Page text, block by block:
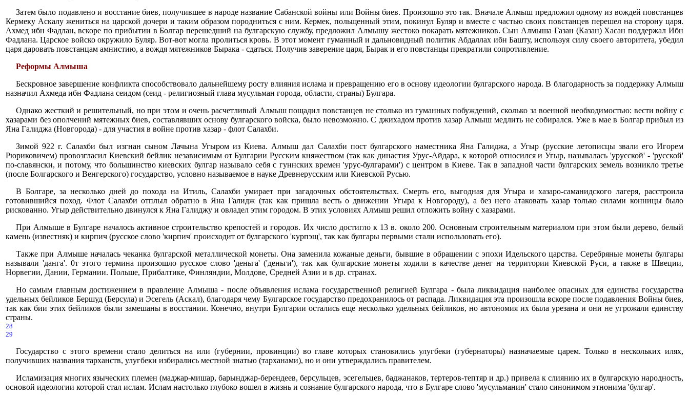
Затем было подавлено и восстание биев, получившее в народе название Сабанской войны или Войны биев. Произошло это так. Вначале Алмыш предложил одному из вождей повстанцев
Кермеку Аскалу жениться на царской дочери и таким образом породниться с ним. Кермек, польщенный этим, покинул Буляр и вместе с частью своих повстанцев перешел на сторону царя.
Ахмед ибн Фадлан, вскоре по прибытии в Болгар перешедший на булгарскую службу, предложил Алмышу жестоко покарать мятежников. Сын Алмыша Газан (Казан) Хасан поддержал Ибн
Фадлана. Царское войско окружило Буляр. Вот-вот могла пролиться кровь. В этот момент гуманный и дальновидный политик Абдаллах ибн Башту, используя силу своего авторитета, убедил
царя даровать повстанцам амнистию, а вождя мятежников Бырака - сдаться. Получив заверение царя, Бырак и его повстанцы прекратили сопротивление.
Реформы Алмыша
Бескровное завершение конфликта способствовало дальнейшему росту влияния ислама и превращению его в основу идеологии булгарского народа. В благодарность за поддержку Алмыш
назначил Ахмеда ибн Фадлана сеидом (сеид - религиозный глава мусульман города, области, страны) Булгара.
Однако жесткий и решительный, но при этом и очень расчетливый Алмыш пощадил повстанцев не столько из гуманных побуждений, сколько за военной необходимостью: вести войну с
хазарами без ополчений мятежных биев, составлявших основу булгарского войска, было невозможно. С джихадом против хазар Алмыш медлить не собирался. Уже в мае в Болгар прибыл из
Яна Галиджа (Новгорода) - для участия в войне против хазар - флот Салахби.
Зимой 922 г. Салахби был изгнан сыном Лачына Угыром из Киева. Алмыш дал Салахби пост булгарского наместника Яна Галиджа, а Угыр (русские летописцы звали его Игорем
Рюриковичем) провозгласил Киевский бейлик независимым от Булгарии Русским княжеством (так как династия Урус-Айдара, к которой относился и Угыр, называлась 'урусской' - 'русской'
по-славянски, и потому, что большинство киевских булгар называло себя с гуннских времен 'урус-булгарами') с центром в Киеве. Так в западной части булгарских земель возникло третье
(после Болгарского и Венгерского) государство, условно называемое в науке Древнерусским или Киевской Русью.
В Болгаре, за несколько дней до похода на Итиль, Салахби умирает при загадочных обстоятельствах. Смерть его, выгодная для Угыра и хазаро-саманидского лагеря, расстроила
готовившийся поход. Флот Салахби отплыл обратно в Яна Галидж (так как пришла весть о движении Угыра к Новгороду), а без него атаковать хазар только силами конницы было
рискованно. Угыр действительно двинулся к Яна Галиджу и овладел этим городом. В этих условиях Алмыш решил отложить войну с хазарами.
При Алмыше в Булгаре началось активное строительство крепостей и городов. Их число достигло к 13 в. около 200. Основным строительным материалом при этом были дерево, белый
камень (известняк) и кирпич (русское слово 'кирпич' происходит от булгарского 'курпэщ', так как булгары первыми стали использовать его).
Также при Алмыше началась чеканка булгарской металлической монеты. Она заменила кожаные деньги, бывшие в обращении с эпохи Идельского царства. Серебряные монеты булгары
называли 'данга'. 0т этого термина произошло русское слово 'деньга' ('деньги'), так как булгарские монеты ходили в качестве денег на территории Киевской Руси, а также в Швеции,
Норвегии, Дании, Германии. Польше, Прибалтике, Финляндии, Молдове, Средней Азии и в др. странах.
Но самым главным достижением в правление Алмыша - после объявления ислама государственной религией Булгара - была ликвидация наиболее опасных для единства государства
удельных бейликов Бершуд (Берсула) и Эсегель (Аскал), благодаря чему Булгарское государство предохранилось от распада. Ликвидация эта произошла вскоре после подавления Войны биев,
так как бии этих бейликов были замешаны в восстании. Конечно, внутри Булгарии остались еще несколько удельных бейликов, но автономия их была урезана и они не угрожали единству
страны.
28
29
Государство с этого времени стало делиться на или (губернии, провинции) во главе которых становились улугбеки (губернаторы) назначаемые царем. Только в нескольких илях,
получивших названия тарханств, улугбеки избирались местной знатью (тарханами), но и они утверждались правителем.
Исламизация многих языческих племен (маджар-мишар, барынджар-берендеев, берсульцев, эсегельцев, баджанаков, тертеров-тептяр и др.) привела к слиянию их в булгарскую народность,
основой идеологии которой стал ислам. Ислам настолько глубоко вошел в жизнь и сознание булгарского народа, что в Булгаре слово 'мусульманин' стало синонимом этнонима 'булгар'.